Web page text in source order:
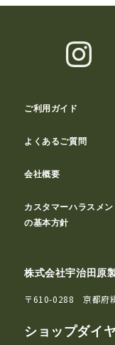
ご利用ガイド
よくあるご質問
会社概要
カスタマーハラスメ
の基本方針
株式会社宇治田原
〒610-0288 京都府
ショップダイ